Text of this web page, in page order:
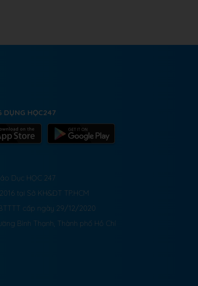
DỤNG HỌC247
Dục HỌC 247
tại Sở KH&ĐT TP.HCM
cấp ngày 29/12/2020
Bình Thạnh, Thành phố Hồ Chí